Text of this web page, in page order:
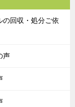
の回収・処分ご依
声